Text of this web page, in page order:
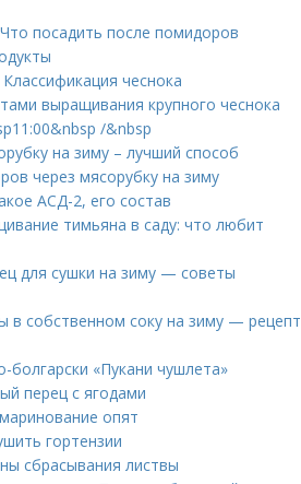
посадить после помидоров
чеснока
выращивания крупного чеснока
/&nbsp
на зиму – лучший способ
через мясорубку на зиму
АСД-2, его состав
тимьяна в саду: что любит
для сушки на зиму — советы
в собственном соку на зиму — рецепт
«Пукани чушлета»
перец с ягодами
опят
гортензии
сбрасывания листвы